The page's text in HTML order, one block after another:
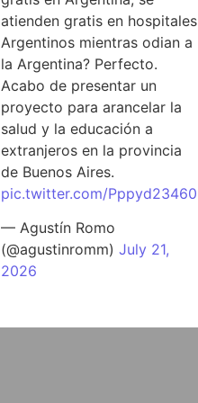
atienden gratis en hospitales
Argentinos mientras odian a
la Argentina? Perfecto.
Acabo de presentar un
proyecto para arancelar la
salud y la educación a
extranjeros en la provincia
de Buenos Aires.
pic.twitter.com/Pppyd23460
— Agustín Romo
(@agustinromm)July 21,
2026